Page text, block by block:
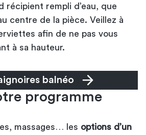
récipient rempli d’eau, que
centre de la pièce. Veillez à
afin de ne pas vous
à sa hauteur.
balnéo
programme
massages… les options d’un